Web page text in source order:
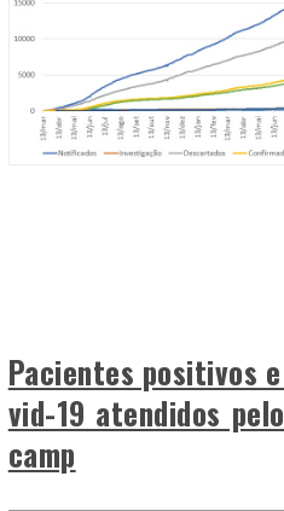
Pacientes positivos
vid-19 atendidos
camp